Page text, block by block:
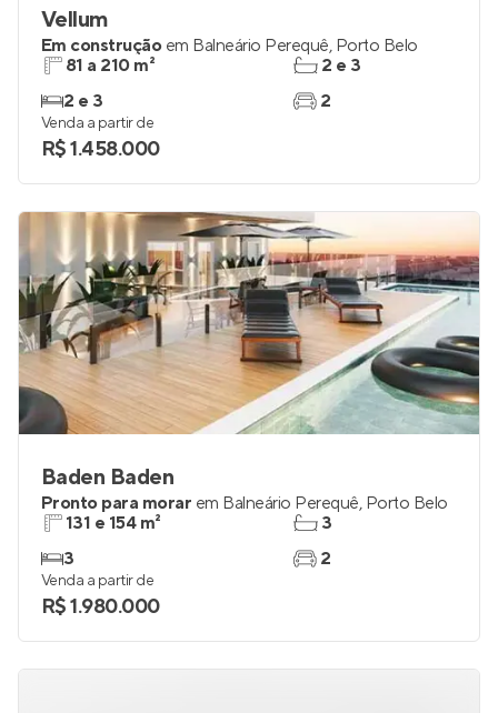
Vellum
Em construção em Balneário Perequê, Porto Belo
81 a 210 m²
2 e 3
2 e 3
2
Venda a partir de
R$ 1.458.000
Baden Baden
Pronto para morar em Balneário Perequê, Porto Belo
131 e 154 m²
3
3
2
Venda a partir de
R$ 1.980.000